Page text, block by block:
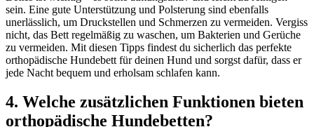
sein. Eine gute Unterstützung und Polsterung sind ebenfalls
unerlässlich, um Druckstellen und Schmerzen zu vermeiden. Vergiss
nicht, das Bett regelmäßig zu waschen, um Bakterien und Gerüche
zu vermeiden. Mit diesen Tipps findest du sicherlich das perfekte
orthopädische Hundebett für deinen Hund und sorgst dafür, dass er
jede Nacht bequem und erholsam schlafen kann.
4. Welche zusätzlichen Funktionen bieten
orthopädische Hundebetten?